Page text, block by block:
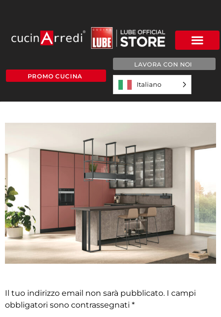
PROMO CUCINA
LAVORA CON NOI
Italiano
Il tuo indirizzo email non sarà pubblicato. I campi
obbligatori sono contrassegnati *